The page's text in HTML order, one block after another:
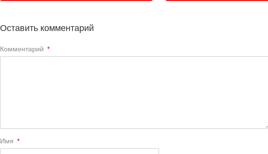
Оставить комментарий
Комментарий *
Имя *